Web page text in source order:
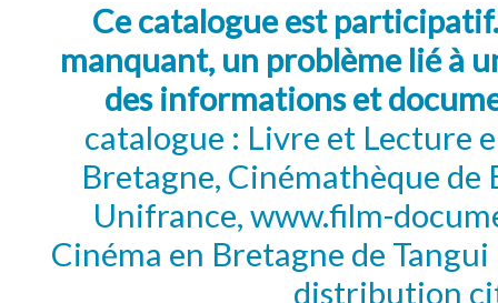
Ce catalogue est
manquant, un problème lié à
des informations et
catalogue : Livre et Lecture
Bretagne, Cinémathèque de
Unifrance, www.film-
Cinéma en Bretagne de
distribution